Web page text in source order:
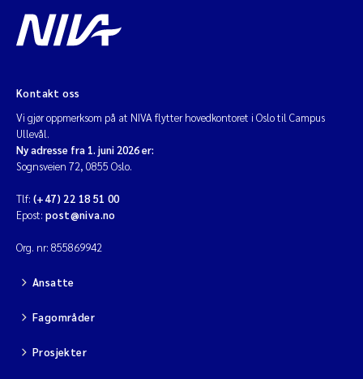
Kontakt oss
Vi gjør oppmerksom på at NIVA flytter hovedkontoret i Oslo til Campus
Ullevål.
Ny adresse fra 1. juni 2026 er:
Sognsveien 72, 0855 Oslo.
Tlf: (+47) 22 18 51 00
Epost: post@niva.no
Org. nr: 855869942
Ansatte
Fagområder
Prosjekter